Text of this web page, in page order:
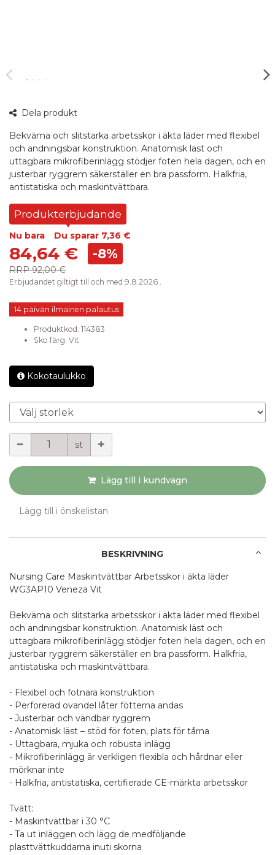
bild
Dela produkt
Bekväma och slitstarka arbetsskor i äkta läder med flexibel
och andningsbar konstruktion. Anatomisk läst och
uttagbara mikrofiberinlägg stödjer foten hela dagen, och en
justerbar ryggrem säkerställer en bra passform. Halkfria,
antistatiska och maskintvättbara.
Produkterbjudande
Nu bara Du sparar 7,36 €
84,64 €
RRP 92,00 €
-8%
Erbjudandet giltigt till och med 9.8.2026 .
14 päivän ilmainen palautus
Produktkod: 114383
Sko färg: Vit
Kokotaulukko
Välj storlek
st
Lägg till i kundvagn
Lägg till i önskelistan
BESKRIVNING
Nursing Care Maskintvättbar Arbetsskor i äkta läder
WG3AP10 Veneza Vit
Bekväma och slitstarka arbetsskor i äkta läder med flexibel
och andningsbar konstruktion. Anatomisk läst och
uttagbara mikrofiberinlägg stödjer foten hela dagen, och en
justerbar ryggrem säkerställer en bra passform. Halkfria,
antistatiska och maskintvättbara.
- Flexibel och fotnära konstruktion
- Perforerad ovandel låter fötterna andas
- Justerbar och vändbar ryggrem
- Anatomisk läst – stöd för foten, plats för tårna
- Uttagbara, mjuka och robusta inlägg
- Mikrofiberinlägg är verkligen flexibla och hårdnar eller
mörknar inte
- Halkfria, antistatiska, certifierade CE-märkta arbetsskor
Tvätt:
- Maskintvättbar i 30 °C
- Ta ut inläggen och lägg de medföljande
plasttvättkuddarna inuti skorna